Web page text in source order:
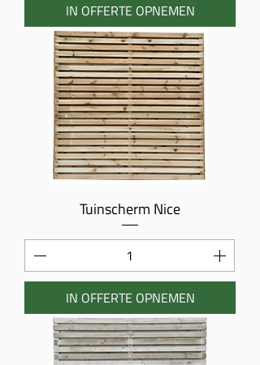
IN OFFERTE OPNEMEN
Tuinscherm Nice
IN OFFERTE OPNEMEN